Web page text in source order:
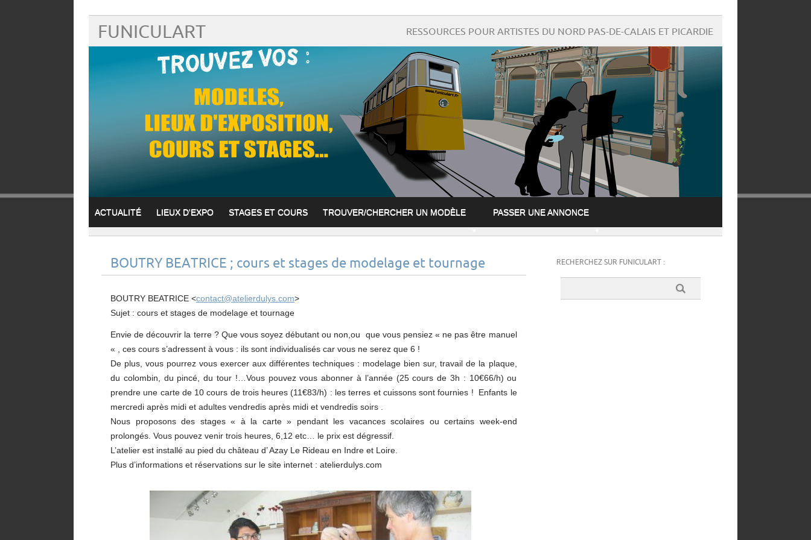
FUNICULART RESSOURCES POUR ARTISTES DU NORD PAS-DE-CALAIS ET PICARDIE
ACTUALITÉ LIEUX D'EXPO STAGES ET COURS TROUVER/CHERCHER UN MODÈLE PASSER UNE ANNONCE
BOUTRY BEATRICE ; cours et stages de modelage et tournage
BOUTRY BEATRICE <contact@atelierdulys.com>
Sujet : cours et stages de modelage et tournage
Envie de découvrir la terre ? Que vous soyez débutant ou non,ou que vous pensiez « ne pas être manuel
« , ces cours s’adressent à vous : ils sont individualisés car vous ne serez que 6 !
De plus, vous pourrez vous exercer aux différentes techniques : modelage bien sur, travail de la plaque,
du colombin, du pincé, du tour !…Vous pouvez vous abonner à l’année (25 cours de 3h : 10€66/h) ou
prendre une carte de 10 cours de trois heures (11€83/h) : les terres et cuissons sont fournies ! Enfants le
mercredi après midi et adultes vendredis après midi et vendredis soirs .
Nous proposons des stages « à la carte » pendant les vacances scolaires ou certains week-end
prolongés. Vous pouvez venir trois heures, 6,12 etc… le prix est dégressif.
L’atelier est installé au pied du château d’ Azay Le Rideau en Indre et Loire.
Plus d’informations et réservations sur le site internet : atelierdulys.com
RECHERCHEZ SUR FUNICULART :